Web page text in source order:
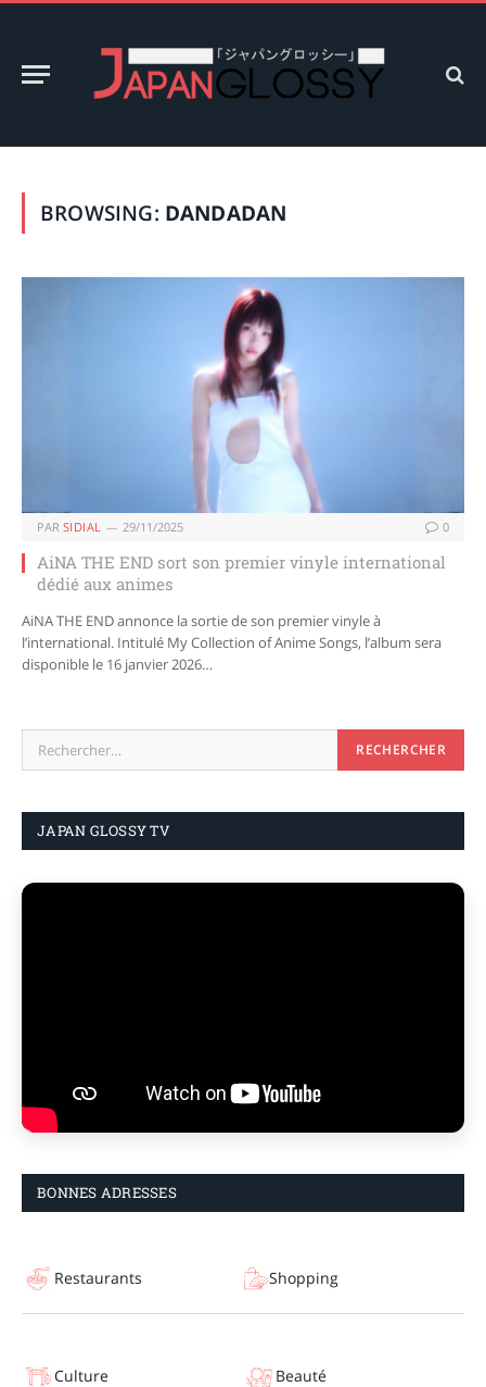
BROWSING: DANDADAN
PAR SIDIAL 29/11/2025 0
AiNA THE END sort son premier vinyle international
dédié aux animes
AiNA THE END annonce la sortie de son premier vinyle à
l’international. Intitulé My Collection of Anime Songs, l’album sera
disponible le 16 janvier 2026…
JAPAN GLOSSY TV
BONNES ADRESSES
Restaurants Shopping
Culture Beauté